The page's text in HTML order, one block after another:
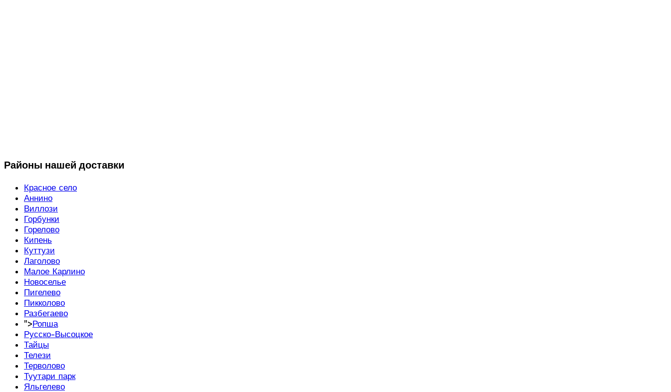
Районы нашей доставки
Красное село
Аннино
Виллози
Горбунки
Горелово
Кипень
Куттузи
Лаголово
Малое Карлино
Новоселье
Пигелево
Пикколово
Разбегаево
">Ропша
Русско-Высоцкое
Тайцы
Телези
Терволово
Туутари парк
Яльгелево